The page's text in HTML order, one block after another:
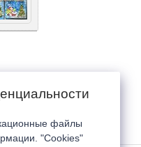
файлы
"Cookies"